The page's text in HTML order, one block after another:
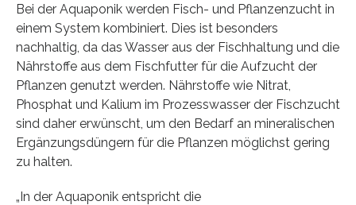
Bei der Aquaponik werden Fisch- und Pflanzenzucht in
einem System kombiniert. Dies ist besonders
nachhaltig, da das Wasser aus der Fischhaltung und die
Nährstoffe aus dem Fischfutter für die Aufzucht der
Pflanzen genutzt werden. Nährstoffe wie Nitrat,
Phosphat und Kalium im Prozesswasser der Fischzucht
sind daher erwünscht, um den Bedarf an mineralischen
Ergänzungsdüngern für die Pflanzen möglichst gering
zu halten.
„In der Aquaponik entspricht die